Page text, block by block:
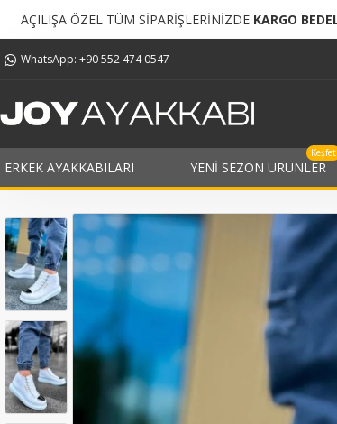
KARGO BEDELİ ÜCRETSİZ!
WhatsApp: +90 552 474 0547
ERKEK AYAKKABILARI YENI SEZON ÜRÜNLER
Keşfet